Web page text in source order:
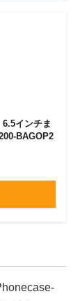
インチま
BAGOP2